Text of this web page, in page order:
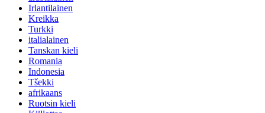
Irlantilainen
Kreikka
Turkki
italialainen
Tanskan kieli
Romania
Indonesia
Tšekki
afrikaans
Ruotsin kieli